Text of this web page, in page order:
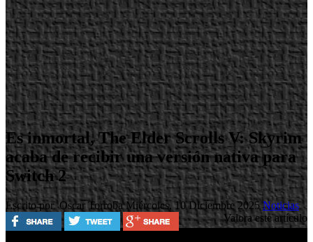
Es inmortal, The Elder Scrolls V: Skyrim
acaba de recibir una versión nativa para
Switch 2
Escrito por Oscar TorrobaMiércoles, 10 Diciembre 2025Noticias
Valora este artículo